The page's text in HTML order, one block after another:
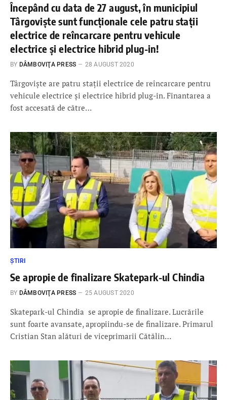
Începând cu data de 27 august, în municipiul
Târgoviște sunt funcționale cele patru stații
electrice de reîncarcare pentru vehicule
electrice şi electrice hibrid plug-in!
BY DÂMBOVIŢA PRESS 28 AUGUST 2020
Târgoviște are patru stații electrice de reîncarcare pentru
vehicule electrice şi electrice hibrid plug-in. Finantarea a
fost accesată de către…
ȘTIRI
Se apropie de finalizare Skatepark-ul Chindia
BY DÂMBOVIŢA PRESS 25 AUGUST 2020
Skatepark-ul Chindia se apropie de finalizare. Lucrările
sunt foarte avansate, apropiindu-se de finalizare. Primarul
Cristian Stan alături de viceprimarii Cătălin…